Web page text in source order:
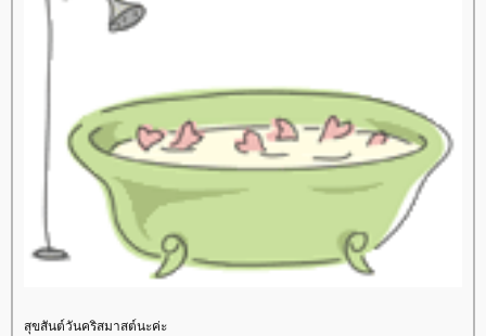
สุขสันต์วันคริสมาสต์นะค่ะ